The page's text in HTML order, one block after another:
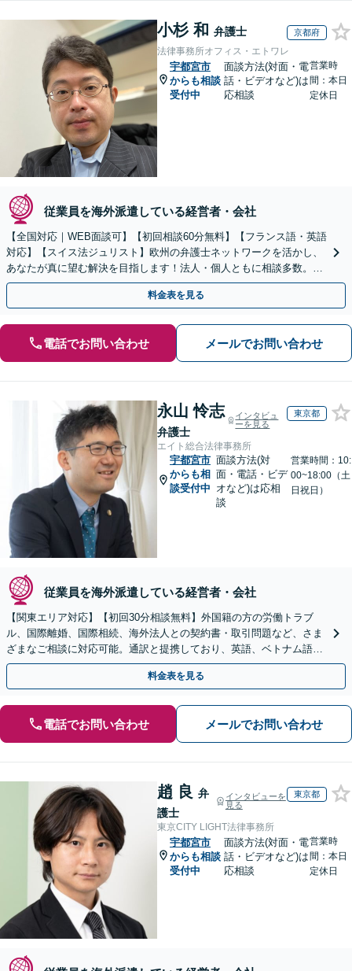
小杉 和 弁護士 京都府
法律事務所オフィス・エトワレ
宇都宮市
からも相談
受付中
面談方法(対面・電
話・ビデオなど)は
応相談
営業時
間：本日
定休日
従業員を海外派遣している経営者・会社
【全国対応｜WEB面談可】【初回相談60分無料】【フランス語・英語
対応】【スイス法ジュリスト】欧州の弁護士ネットワークを活かし、
あなたが真に望む解決を目指します！法人・個人ともに相談多数。細
やかな連絡と粘り強い交渉を徹底【休日・夜間相談可】
料金表を見る
電話でお問い合わせ メールでお問い合わせ
永山 怜志
弁護士
インタビュ
ーを見る
東京都
エイト総合法律事務所
宇都宮市
からも相
談受付中
面談方法(対
面・電話・ビデ
オなど)は応相
談
営業時間：10:
00~18:00（土
日祝日）
従業員を海外派遣している経営者・会社
【関東エリア対応】【初回30分相談無料】外国籍の方の労働トラブ
ル、国際離婚、国際相続、海外法人との契約書・取引問題など、さま
ざまなご相談に対応可能。通訳と提携しており、英語、ベトナム語、
中国語、タイ語等対応可能です（通訳料別途）。
料金表を見る
電話でお問い合わせ メールでお問い合わせ
趙 良 弁
護士
インタビューを
見る
東京都
東京CITY LIGHT法律事務所
宇都宮市
からも相談
受付中
面談方法(対面・電
話・ビデオなど)は
応相談
営業時
間：本日
定休日